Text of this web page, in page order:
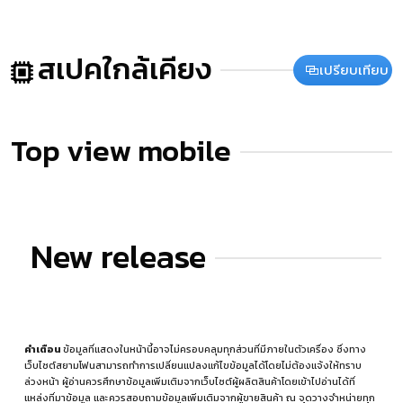
สเปคใกล้เคียง เปรียบเทียบ
Top view mobile
New release
คำเตือนข้อมูลที่แสดงในหน้านี้อาจไม่ครอบคลุมทุกส่วนที่มีภายในตัวเครื่อง ซึ่งทาง
เว็บไซต์สยามโฟนสามารถทำการเปลี่ยนแปลงแก้ไขข้อมูลได้โดยไม่ต้องแจ้งให้ทราบ
ล่วงหน้า ผู้อ่านควรศึกษาข้อมูลเพิ่มเติมจากเว็บไซต์ผู้ผลิตสินค้าโดยเข้าไปอ่านได้ที่
แหล่งที่มาข้อมูล และควรสอบถามข้อมูลเพิ่มเติมจากผู้ขายสินค้า ณ จุดวางจำหน่ายทุก